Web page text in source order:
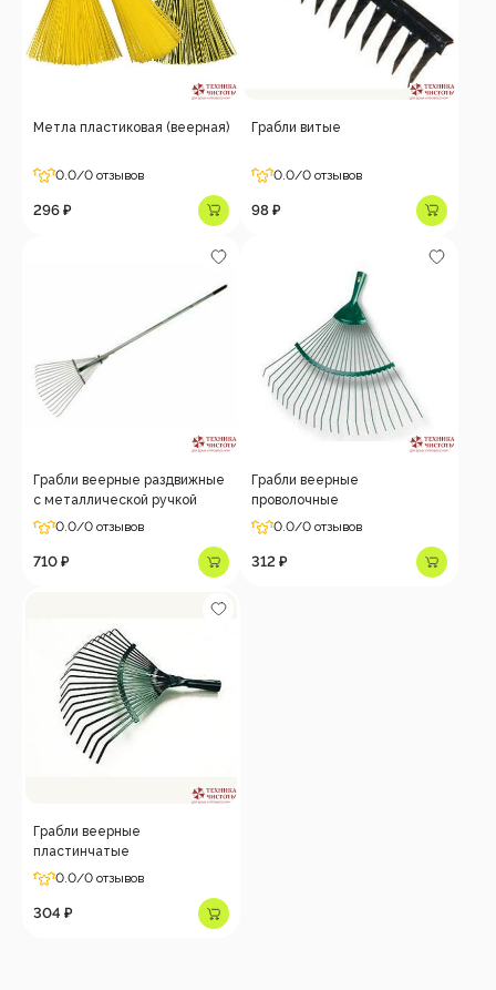
Метла пластиковая (веерная)
0.0/0 отзывов
296 ₽
Грабли витые
0.0/0 отзывов
98 ₽
Грабли веерные раздвижные
с металлической ручкой
0.0/0 отзывов
710 ₽
Грабли веерные
проволочные
0.0/0 отзывов
312 ₽
Грабли веерные
пластинчатые
0.0/0 отзывов
304 ₽